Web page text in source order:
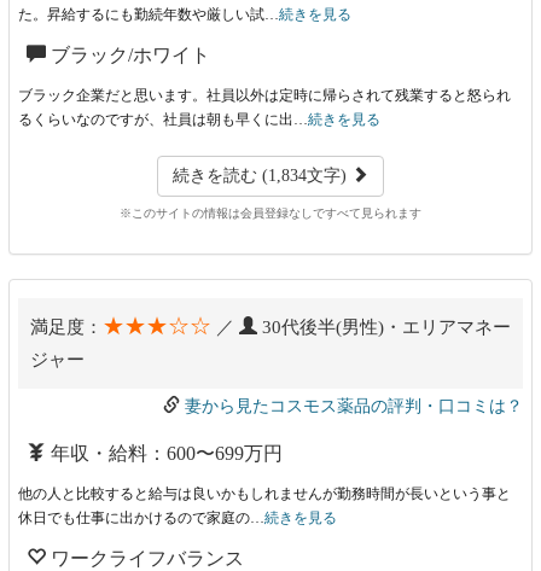
た。昇給するにも勤続年数や厳しい試… 続きを見る
ブラック/ホワイト
ブラック企業だと思います。社員以外は定時に帰らされて残業すると怒られ
るくらいなのですが、社員は朝も早くに出… 続きを見る
続きを読む (1,834文字)
※このサイトの情報は会員登録なしですべて見られます
満足度： ★★★☆☆ ／
30代後半(男性)・エリアマネー
ジャー
妻から見たコスモス薬品の評判・口コミは？
年収・給料：600〜699万円
他の人と比較すると給与は良いかもしれませんが勤務時間が長いという事と
休日でも仕事に出かけるので家庭の… 続きを見る
ワークライフバランス